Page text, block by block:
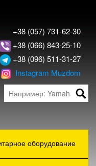
+38 (057) 731-62-30
+38 (066) 843-25-10
+38 (096) 511-31-27
Instagram Muzdom
оборудование